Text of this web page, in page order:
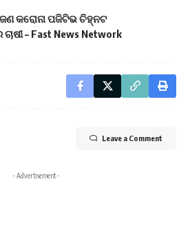
କରୋନା ପଜିଟିଭ ଚିହ୍ନଟ
– Fast News Network
Leave a Comment
- Advertisement -